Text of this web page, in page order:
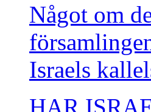
Något om
Israels
HAR